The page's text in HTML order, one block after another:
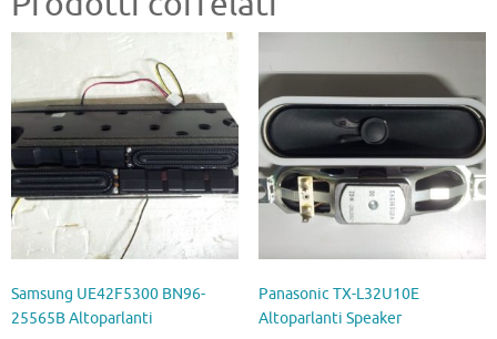
Samsung UE42F5300 BN96-
25565B Altoparlanti
Panasonic TX-L32U10E
Altoparlanti Speaker